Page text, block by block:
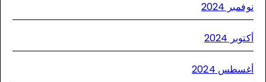
2024
2024
2024